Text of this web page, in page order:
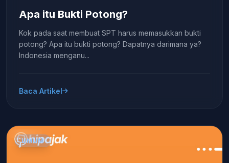
Apa itu Bukti Potong?
Kok pada saat membuat SPT harus memasukkan bukti
potong? Apa itu bukti potong? Dapatnya darimana ya?
Indonesia menganu...
Baca Artikel
UMUM